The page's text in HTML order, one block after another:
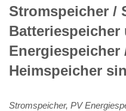
Stromspeicher /
Batteriespeicher
Energiespeicher
Heimspeicher
Stromspeicher, PV